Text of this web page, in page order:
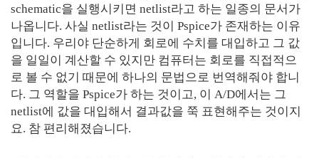
schematic을 실행시키면 netlist라고 하는 일종의 문서가
나옵니다. 사실 netlist라는 것이 Pspice가 존재하는 이유
입니다. 우리야 단순하게 회로에 수치를 대입하고 그 값
을 일일이 계산할 수 있지만 컴퓨터는 회로를 직접적으
로 볼 수 없기 때문에 하나의 문법으로 번역해줘야 합니
다. 그 역할을 Pspice가 하는 것이고, 이 A/D에서는 그
netlist에 값을 대입해서 결과값을 쭉 표현해주는 것이지
요. 참 편리해졌습니다.